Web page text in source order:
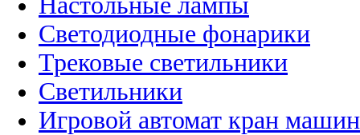
Светодиодные фонарики
Трековые светильники
Светильники
Игровой автомат кран